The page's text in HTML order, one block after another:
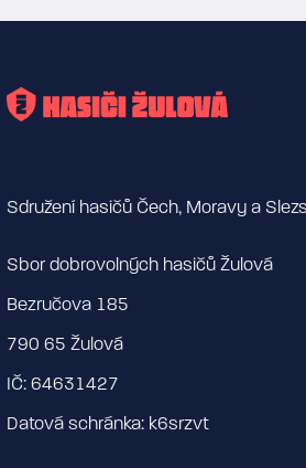
Sdružení hasičů Čech, Moravy a
Sbor dobrovolných hasičů Žulová
Bezručova 185
790 65 Žulová
IČ: 64631427
Datová schránka: k6srzvt